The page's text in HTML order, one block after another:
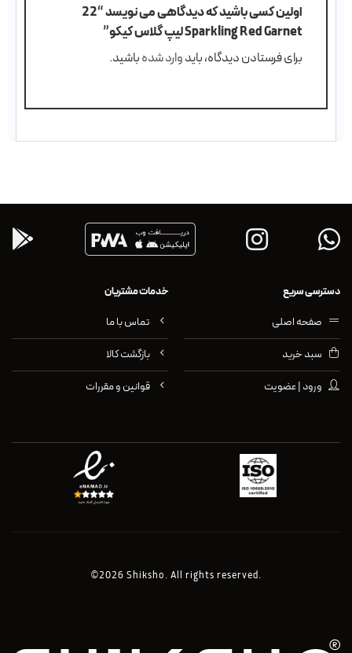
اولین کسی باشید که دیدگاهی می نویسد “22
Sparkling Red Garnet لیپ گلاس کیکو”
برای فرستادن دیدگاه، بایدوارد شدهباشید.
دسترسی سریع
صفحه اصلی
سبد خرید
ورود | عضویت
خدمات مشتریان
تماس با ما
بازگشت کالا
قوانین و مقررات
©2026 Shiksho. All rights reserved.